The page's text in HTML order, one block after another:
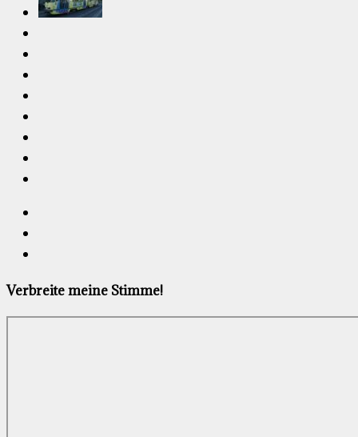
Verbreite meine Stimme!